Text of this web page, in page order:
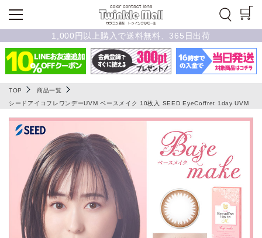
1,000円以上購入で送料無料、365日出荷
TOP
商品一覧
シードアイコフレワンデーUVM ベースメイク 10枚入 SEED EyeCoffret 1day UVM